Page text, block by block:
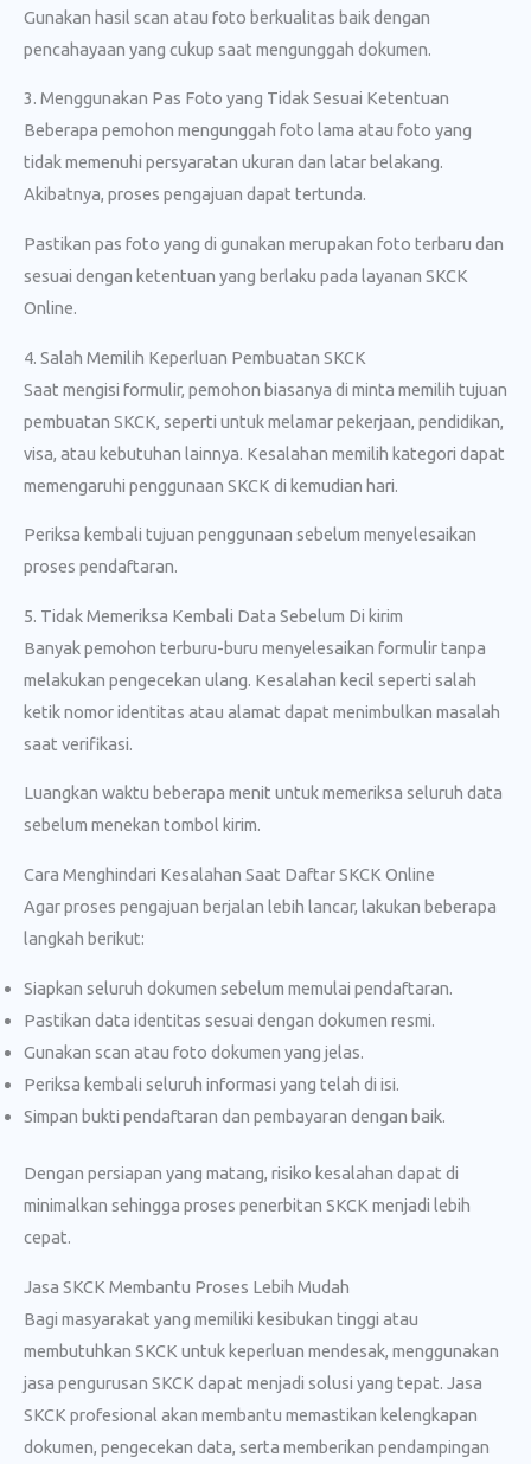
Gunakan hasil scan atau foto berkualitas baik dengan
pencahayaan yang cukup saat mengunggah dokumen.
3. Menggunakan Pas Foto yang Tidak Sesuai Ketentuan
Beberapa pemohon mengunggah foto lama atau foto yang
tidak memenuhi persyaratan ukuran dan latar belakang.
Akibatnya, proses pengajuan dapat tertunda.
Pastikan pas foto yang di gunakan merupakan foto terbaru dan
sesuai dengan ketentuan yang berlaku pada layanan SKCK
Online.
4. Salah Memilih Keperluan Pembuatan SKCK
Saat mengisi formulir, pemohon biasanya di minta memilih tujuan
pembuatan SKCK, seperti untuk melamar pekerjaan, pendidikan,
visa, atau kebutuhan lainnya. Kesalahan memilih kategori dapat
memengaruhi penggunaan SKCK di kemudian hari.
Periksa kembali tujuan penggunaan sebelum menyelesaikan
proses pendaftaran.
5. Tidak Memeriksa Kembali Data Sebelum Di kirim
Banyak pemohon terburu-buru menyelesaikan formulir tanpa
melakukan pengecekan ulang. Kesalahan kecil seperti salah
ketik nomor identitas atau alamat dapat menimbulkan masalah
saat verifikasi.
Luangkan waktu beberapa menit untuk memeriksa seluruh data
sebelum menekan tombol kirim.
Cara Menghindari Kesalahan Saat Daftar SKCK Online
Agar proses pengajuan berjalan lebih lancar, lakukan beberapa
langkah berikut:
Siapkan seluruh dokumen sebelum memulai pendaftaran.
Pastikan data identitas sesuai dengan dokumen resmi.
Gunakan scan atau foto dokumen yang jelas.
Periksa kembali seluruh informasi yang telah di isi.
Simpan bukti pendaftaran dan pembayaran dengan baik.
Dengan persiapan yang matang, risiko kesalahan dapat di
minimalkan sehingga proses penerbitan SKCK menjadi lebih
cepat.
Jasa SKCK Membantu Proses Lebih Mudah
Bagi masyarakat yang memiliki kesibukan tinggi atau
membutuhkan SKCK untuk keperluan mendesak, menggunakan
jasa pengurusan SKCK dapat menjadi solusi yang tepat. Jasa
SKCK profesional akan membantu memastikan kelengkapan
dokumen, pengecekan data, serta memberikan pendampingan